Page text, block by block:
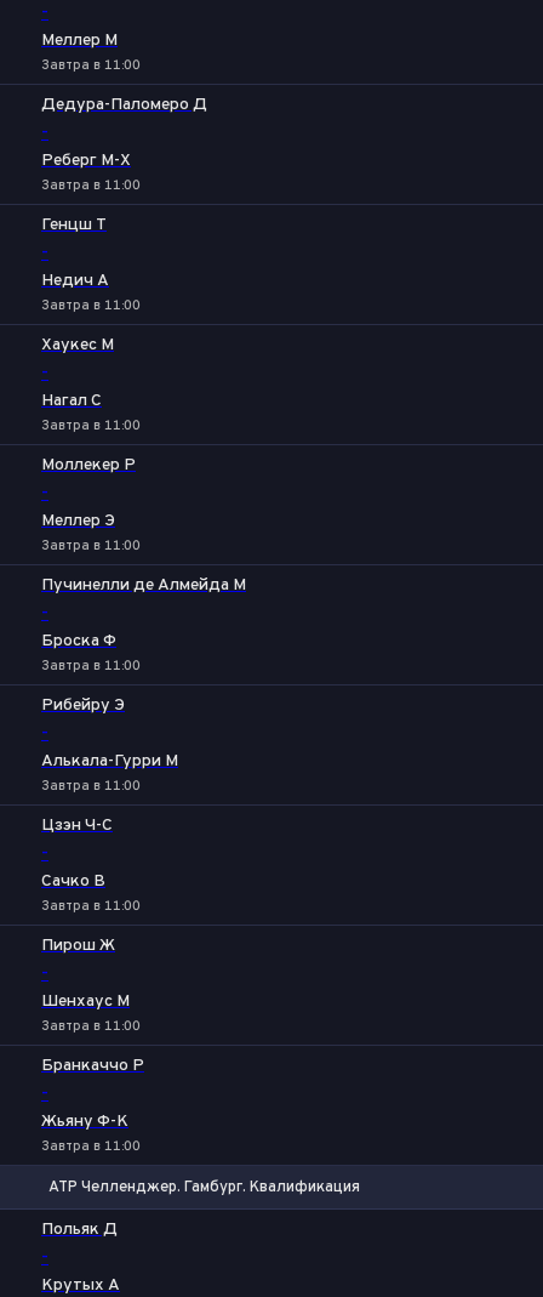
-
Меллер М
Завтра в 11:00
Дедура-Паломеро Д
-
Реберг М-Х
Завтра в 11:00
Генцш Т
-
Недич А
Завтра в 11:00
Хаукес М
-
Нагал С
Завтра в 11:00
Моллекер Р
-
Меллер Э
Завтра в 11:00
Пучинелли де Алмейда М
-
Броска Ф
Завтра в 11:00
Рибейру Э
-
Алькала-Гурри М
Завтра в 11:00
Цзэн Ч-С
-
Сачко В
Завтра в 11:00
Пирош Ж
-
Шенхаус М
Завтра в 11:00
Бранкаччо Р
-
Жьяну Ф-К
Завтра в 11:00
ATP Челленджер. Гамбург. Квалификация
Польяк Д
-
Крутых А